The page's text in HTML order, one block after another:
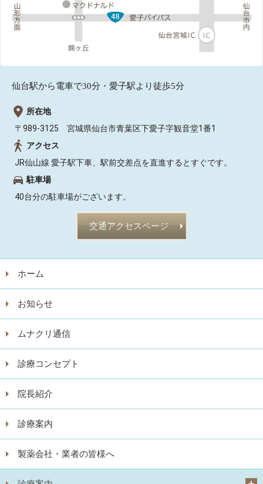
仙台駅から電車で30分・愛子駅より徒歩5分
所在地
〒989-3125 宮城県仙台市青葉区下愛子字観音堂1番1
アクセス
JR仙山線 愛子駅下車、駅前交差点を直進するとすぐです。
駐車場
40台分の駐車場がございます。
交通アクセスページ
ホーム
お知らせ
ムナクリ通信
診療コンセプト
院長紹介
診療案内
製薬会社・業者の皆様へ